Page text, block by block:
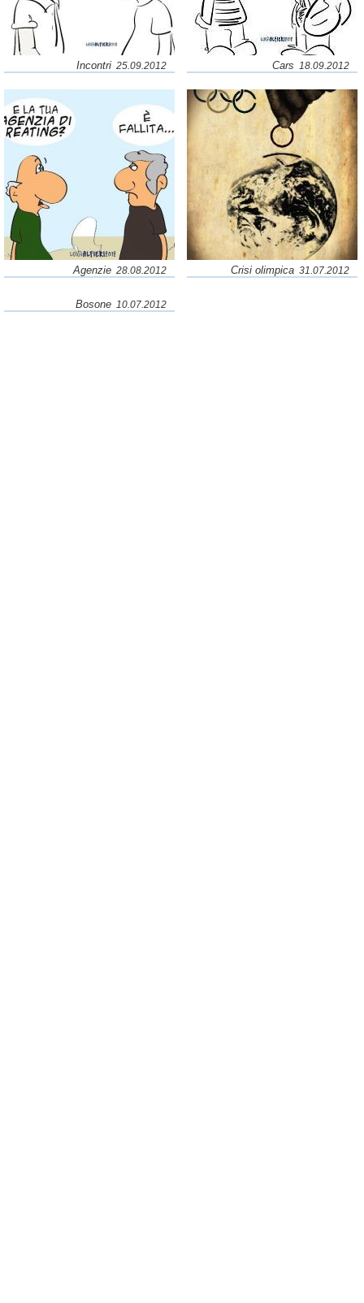
Incontri 25.09.2012 Cars 18.09.2012
Agenzie 28.08.2012 Crisi olimpica 31.07.2012
Bosone 10.07.2012